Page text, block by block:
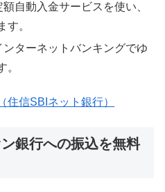
自動入金サービスを使い、
す。
ターネットバンキングでゆ
。
住信SBIネット銀行）
銀行への振込を無料